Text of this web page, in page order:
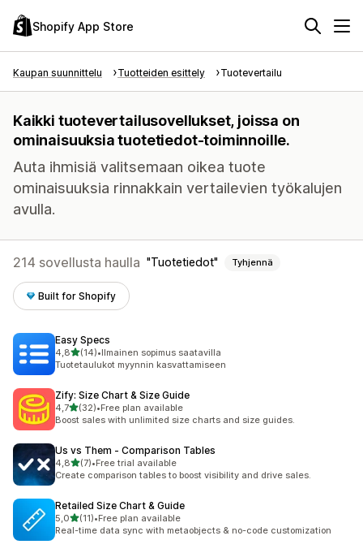
Shopify App Store
Kaupan suunnittelu Tuotteiden esittely Tuotevertailu
Kaikki tuotevertailusovellukset, joissa on
ominaisuuksia tuotetiedot-toiminnoille.
Auta ihmisiä valitsemaan oikea tuote
ominaisuuksia rinnakkain vertailevien työkalujen
avulla.
214 sovellusta haulla Tuotetiedot Tyhjennä
Built for Shopify
Easy Specs
4,8/ 5 tähteä
(14)
14 arvostelua yhteensä
•Ilmainen sopimus saatavilla
Tuotetaulukot myynnin kasvattamiseen
Zify: Size Chart & Size Guide
4,7/ 5 tähteä
(32)
32 arvostelua yhteensä
•Free plan available
Boost sales with unlimited size charts and size guides.
Us vs Them ‑ Comparison Tables
4,8/ 5 tähteä
(7)
7 arvostelua yhteensä
•Free trial available
Create comparison tables to boost visibility and drive sales.
Retailed Size Chart & Guide
5,0/ 5 tähteä
(11)
11 arvostelua yhteensä
•Free plan available
Real-time data sync with metaobjects & no-code customization